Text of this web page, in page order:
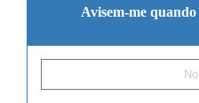
Avisem-me